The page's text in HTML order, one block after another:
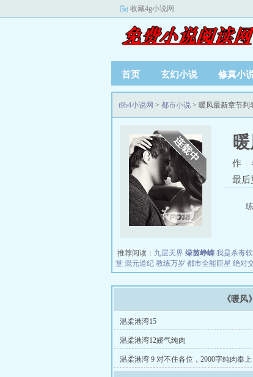
收藏4g小说网
首页 玄幻小说 修真小
t9b4小说网 > 都市小说 > 暖风最新章节列
作
最后
推荐阅读： 九层天界 绿茵峥嵘 我是杀毒
堂 混元道纪 教练万岁 都市全能巨星 绝对
《暖风
温柔港湾15
温柔港湾12娇气纯肉
温柔港湾 9 对不住各位，2000字纯肉奉上